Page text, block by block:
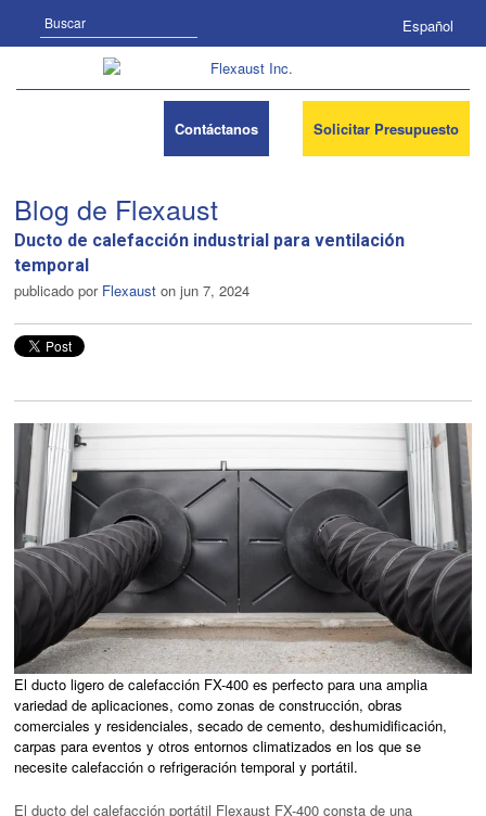
Español
Contáctanos Solicitar Presupuesto
Blog de Flexaust
Ducto de calefacción industrial para ventilación
temporal
publicado por Flexaust on jun 7, 2024
El ducto ligero de calefacción FX-400 es perfecto para una amplia
variedad de aplicaciones, como zonas de construcción, obras
comerciales y residenciales, secado de cemento, deshumidificación,
carpas para eventos y otros entornos climatizados en los que se
necesite calefacción o refrigeración temporal y portátil.
El ducto del calefacción portátil Flexaust FX-400 consta de una